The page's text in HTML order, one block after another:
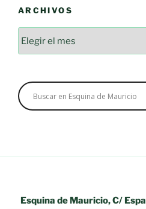
ARCHIVOS
Esquina de Mauricio, C/